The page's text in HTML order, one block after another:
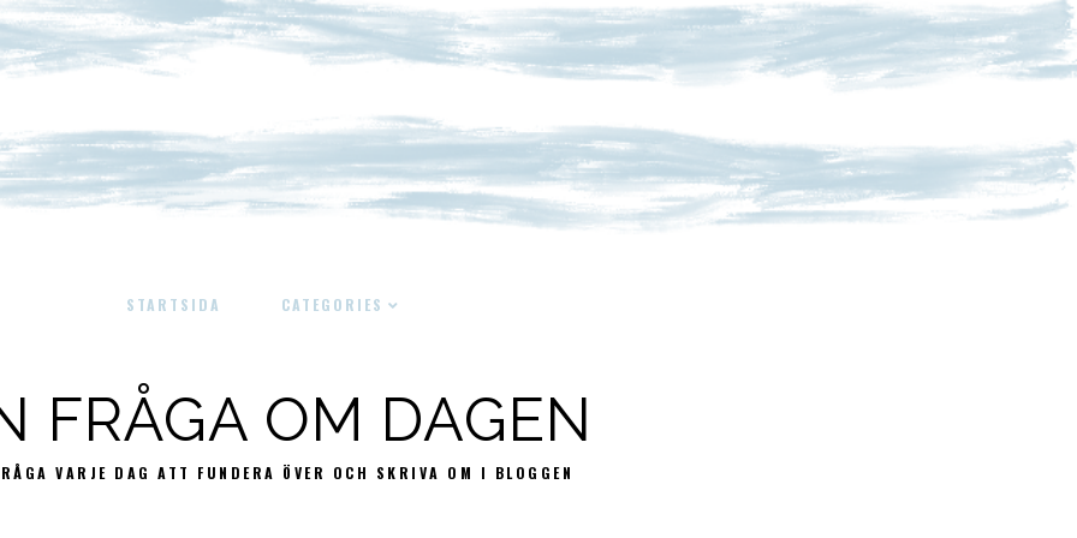
STARTSIDA CATEGORIES
FRÅGA OM DAGEN
VARJE DAG ATT FUNDERA ÖVER OCH SKRIVA OM I BLOGGEN